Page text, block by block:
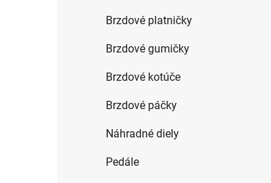
Brzdové platničky
Brzdové gumičky
Brzdové kotúče
Brzdové páčky
Náhradné diely
Pedále